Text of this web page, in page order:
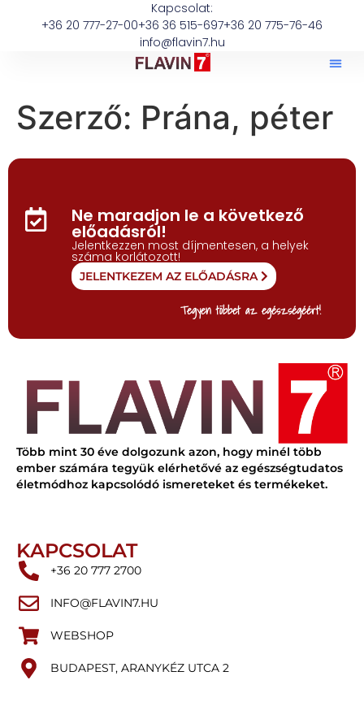
Kapcsolat:
+36 20 777-27-00+36 36 515-697+36 20 775-76-46
info@flavin7.hu
Szerző: Prána, péter
Tegyen többet az egészségéért!
Ne maradjon le a következő
előadásról!
Jelentkezzen most díjmentesen, a helyek
száma korlátozott!
JELENTKEZEM AZ ELŐADÁSRA
Több mint 30 éve dolgozunk azon, hogy minél több
ember számára tegyük elérhetővé az egészségtudatos
életmódhoz kapcsolódó ismereteket és termékeket.
KAPCSOLAT
+36 20 777 2700
INFO@FLAVIN7.HU
WEBSHOP
BUDAPEST, ARANYKÉZ UTCA 2